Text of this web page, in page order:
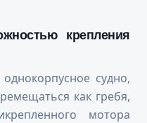
крепления
судно,
как гребя,
мотора